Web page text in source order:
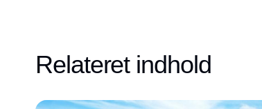
Relateret indhold